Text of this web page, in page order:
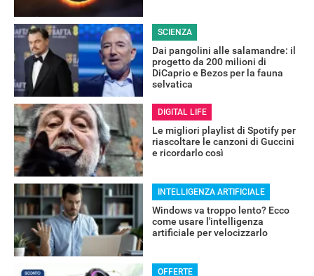
SCIENZA
Dai pangolini alle salamandre: il
progetto da 200 milioni di
DiCaprio e Bezos per la fauna
selvatica
DIGITAL LIFE
Le migliori playlist di Spotify per
riascoltare le canzoni di Guccini
e ricordarlo così
INTELLIGENZA ARTIFICIALE
Windows va troppo lento? Ecco
come usare l'intelligenza
artificiale per velocizzarlo
OFFERTE